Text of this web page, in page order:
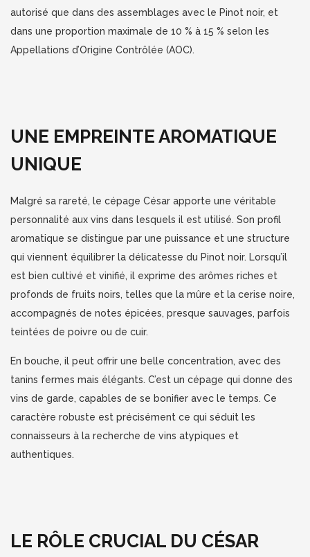
autorisé que dans des assemblages avec le Pinot noir, et
dans une proportion maximale de 10 % à 15 % selon les
Appellations d’Origine Contrôlée (AOC).
UNE EMPREINTE AROMATIQUE
UNIQUE
Malgré sa rareté, le cépage César apporte une véritable
personnalité aux vins dans lesquels il est utilisé. Son profil
aromatique se distingue par une puissance et une structure
qui viennent équilibrer la délicatesse du Pinot noir. Lorsqu’il
est bien cultivé et vinifié, il exprime des arômes riches et
profonds de fruits noirs, telles que la mûre et la cerise noire,
accompagnés de notes épicées, presque sauvages, parfois
teintées de poivre ou de cuir.
En bouche, il peut offrir une belle concentration, avec des
tanins fermes mais élégants. C’est un cépage qui donne des
vins de garde, capables de se bonifier avec le temps. Ce
caractère robuste est précisément ce qui séduit les
connaisseurs à la recherche de vins atypiques et
authentiques.
LE RÔLE CRUCIAL DU CÉSAR